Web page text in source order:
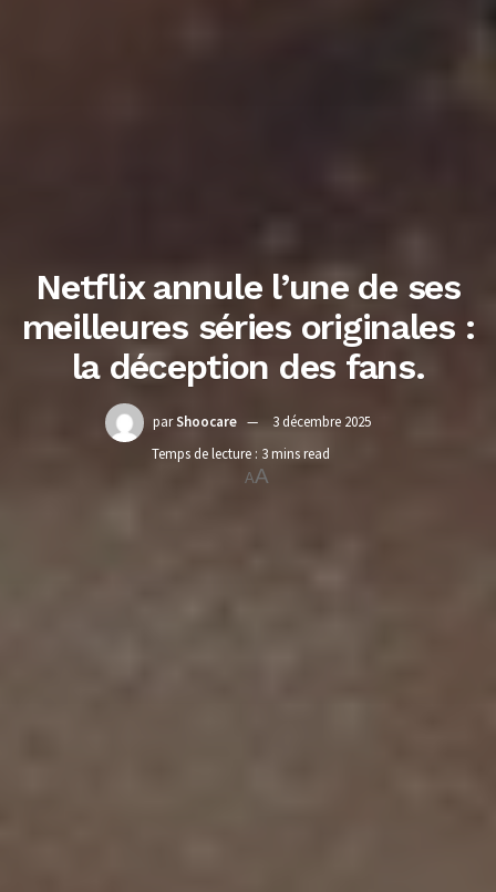
Netflix annule l’une de ses
meilleures séries originales :
la déception des fans.
par Shoocare
3 décembre 2025
Temps de lecture : 3 mins read
AA